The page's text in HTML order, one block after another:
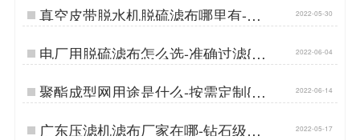
真空皮带脱水机脱硫滤布哪里有-准
确截硫{丹娜鸶过滤}…
2022-05-30
电厂用脱硫滤布怎么选-准确过滤{丹
娜鸶过滤}…
2022-06-04
聚酯成型网用途是什么-按需定制{丹
娜鸶过滤}…
2022-06-14
广东压滤机滤布厂家在哪-钻石级耐 2022-05-17